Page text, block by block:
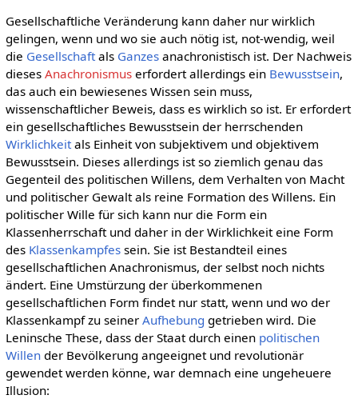
Gesellschaftliche Veränderung kann daher nur wirklich
gelingen, wenn und wo sie auch nötig ist, not-wendig, weil
die Gesellschaftals Ganzesanachronistisch ist. Der Nachweis
dieses Anachronismuserfordert allerdings ein Bewusstsein,
das auch ein bewiesenes Wissen sein muss,
wissenschaftlicher Beweis, dass es wirklich so ist. Er erfordert
ein gesellschaftliches Bewusstsein der herrschenden
Wirklichkeitals Einheit von subjektivem und objektivem
Bewusstsein. Dieses allerdings ist so ziemlich genau das
Gegenteil des politischen Willens, dem Verhalten von Macht
und politischer Gewalt als reine Formation des Willens. Ein
politischer Wille für sich kann nur die Form ein
Klassenherrschaft und daher in der Wirklichkeit eine Form
des Klassenkampfessein. Sie ist Bestandteil eines
gesellschaftlichen Anachronismus, der selbst noch nichts
ändert. Eine Umstürzung der überkommenen
gesellschaftlichen Form findet nur statt, wenn und wo der
Klassenkampf zu seiner Aufhebung getrieben wird. Die
Leninsche These, dass der Staat durch einen politischen
Willender Bevölkerung angeeignet und revolutionär
gewendet werden könne, war demnach eine ungeheuere
Illusion: